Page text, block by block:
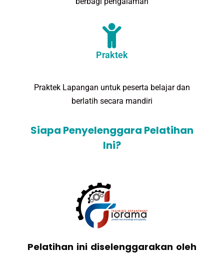
Praktek
Praktek Lapangan untuk peserta belajar dan
berlatih secara mandiri
Siapa Penyelenggara Pelatihan
Ini?
Pelatihan ini diselenggarakan oleh